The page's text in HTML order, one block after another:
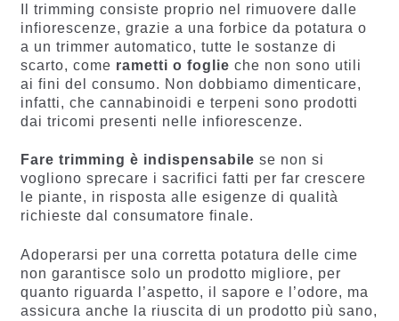
Il trimming consiste proprio nel rimuovere dalle
infiorescenze, grazie a una forbice da potatura o
a un trimmer automatico, tutte le sostanze di
scarto, come rametti o foglie che non sono utili
ai fini del consumo. Non dobbiamo dimenticare,
infatti, che cannabinoidi e terpeni sono prodotti
dai tricomi presenti nelle infiorescenze.
Fare trimming è indispensabile se non si
vogliono sprecare i sacrifici fatti per far crescere
le piante, in risposta alle esigenze di qualità
richieste dal consumatore finale.
Adoperarsi per una corretta potatura delle cime
non garantisce solo un prodotto migliore, per
quanto riguarda l’aspetto, il sapore e l’odore, ma
assicura anche la riuscita di un prodotto più sano,